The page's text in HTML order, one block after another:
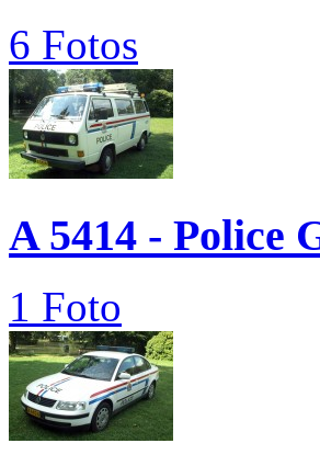
6 Fotos
A 5414 - Police
1 Foto